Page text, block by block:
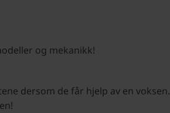
og mekanikk!
dersom de får hjelp av en voksen.